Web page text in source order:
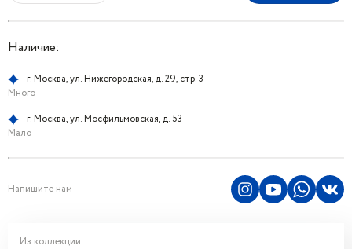
Наличие:
г. Москва, ул. Нижегородская, д. 29, стр. 3
Много
г. Москва, ул. Мосфильмовская, д. 53
Мало
Напишите нам
Из коллекции